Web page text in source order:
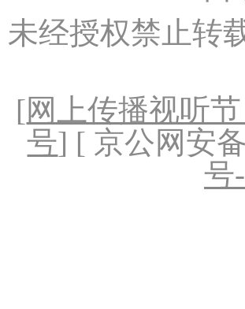
未经授权禁止转
[网上传播视听
号] [ 京公网安
号